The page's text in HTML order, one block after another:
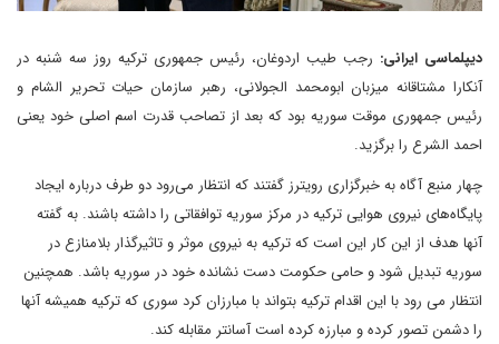
دیپلماسی ایرانی: رجب طیب اردوغان، رئیس جمهوری ترکیه روز سه شنبه در
آنکارا مشتاقانه میزبان ابومحمد الجولانی، رهبر سازمان حیات تحریر الشام و
رئیس جمهوری موقت سوریه بود که بعد از تصاحب قدرت اسم اصلی خود یعنی
احمد الشرع را برگزید.
چهار منبع آگاه به خبرگزاری رویترز گفتند که انتظار می‌رود دو طرف درباره ایجاد
پایگاه‌های نیروی هوایی ترکیه در مرکز سوریه توافقاتی را داشته باشند. به گفته
آنها هدف از این کار این است که ترکیه به نیروی موثر و تاثیرگذار بلامنازع در
سوریه تبدیل شود و حامی حکومت دست نشانده خود در سوریه باشد. همچنین
انتظار می رود با این اقدام ترکیه بتواند با مبارزان کرد سوری که ترکیه همیشه آنها
را دشمن تصور کرده و مبارزه کرده است آسانتر مقابله کند.